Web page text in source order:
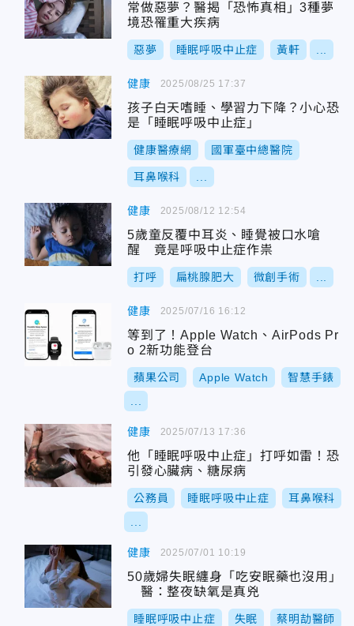
常做惡夢？醫揭「恐怖真相」3種夢
境恐罹重大疾病
惡夢 睡眠呼吸中止症 黃軒
健康
孩子白天嗜睡、學習力下降？小心恐
是「睡眠呼吸中止症」
健康醫療網 國軍臺中總醫院
耳鼻喉科
2025/08/25 17:37
健康
5歲童反覆中耳炎、睡覺被口水嗆
醒 竟是呼吸中止症作祟
打呼 扁桃腺肥大 微創手術
2025/08/12 12:54
健康
等到了！Apple Watch、AirPods Pr
o 2新功能登台
蘋果公司 Apple Watch 智慧手錶
2025/07/16 16:12
健康
他「睡眠呼吸中止症」打呼如雷！恐
引發心臟病、糖尿病
公務員 睡眠呼吸中止症 耳鼻喉科
2025/07/13 17:36
健康
50歲婦失眠纏身「吃安眠藥也沒用」
醫：整夜缺氧是真兇
睡眠呼吸中止症 失眠 蔡明劼醫師
2025/07/01 10:19